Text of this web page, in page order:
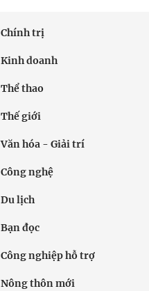
Chính trị
Kinh doanh
Thể thao
Thế giới
Văn hóa - Giải trí
Công nghệ
Du lịch
Bạn đọc
Công nghiệp hỗ trợ
Nông thôn mới